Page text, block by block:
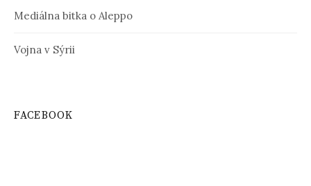
Mediálna bitka o Aleppo
Vojna v Sýrii
FACEBOOK